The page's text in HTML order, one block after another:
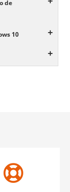
de
10 +
+